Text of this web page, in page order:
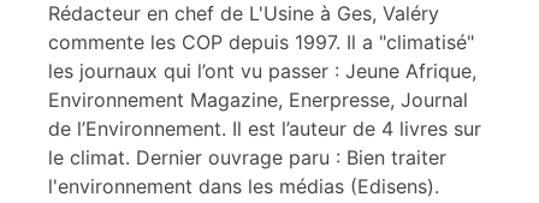
Rédacteur en chef de L'Usine à Ges, Valéry
commente les COP depuis 1997. Il a "climatisé"
les journaux qui l’ont vu passer : Jeune Afrique,
Environnement Magazine, Enerpresse, Journal
de l’Environnement. Il est l’auteur de 4 livres sur
le climat. Dernier ouvrage paru : Bien traiter
l'environnement dans les médias (Edisens).